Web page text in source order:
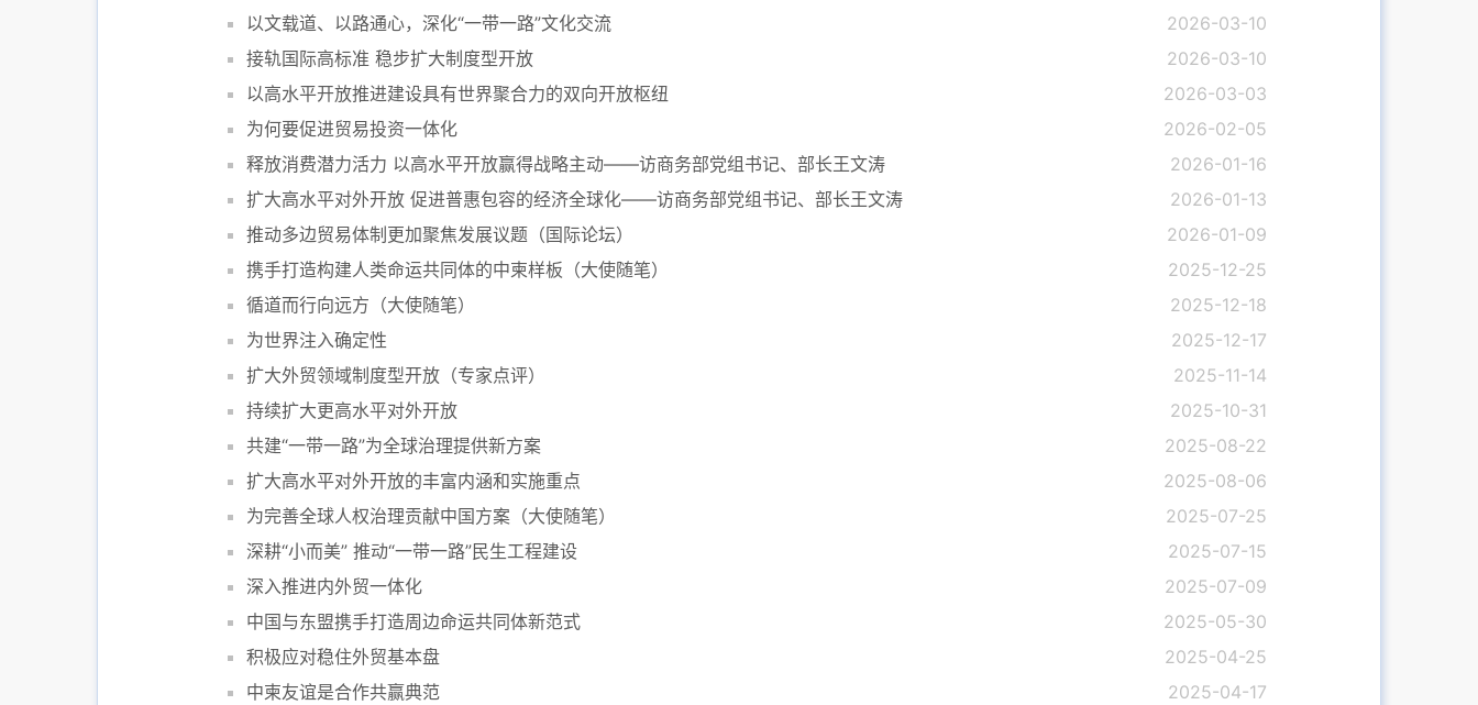
以文载道、以路通心，深化“一带一路”文化交流
2026-03-10
接轨国际高标准 稳步扩大制度型开放
2026-03-10
以高水平开放推进建设具有世界聚合力的双向开放枢纽
2026-03-03
为何要促进贸易投资一体化
2026-02-05
释放消费潜力活力 以高水平开放赢得战略主动——访商务部党组书记、部长王文涛
2026-01-16
扩大高水平对外开放 促进普惠包容的经济全球化——访商务部党组书记、部长王文涛
2026-01-13
推动多边贸易体制更加聚焦发展议题（国际论坛）
2026-01-09
携手打造构建人类命运共同体的中柬样板（大使随笔）
2025-12-25
循道而行向远方（大使随笔）
2025-12-18
为世界注入确定性
2025-12-17
扩大外贸领域制度型开放（专家点评）
2025-11-14
持续扩大更高水平对外开放
2025-10-31
共建“一带一路”为全球治理提供新方案
2025-08-22
扩大高水平对外开放的丰富内涵和实施重点
2025-08-06
为完善全球人权治理贡献中国方案（大使随笔）
2025-07-25
深耕“小而美” 推动“一带一路”民生工程建设
2025-07-15
深入推进内外贸一体化
2025-07-09
中国与东盟携手打造周边命运共同体新范式
2025-05-30
积极应对稳住外贸基本盘
2025-04-25
中柬友谊是合作共赢典范
2025-04-17